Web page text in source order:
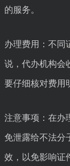
的服务。
办理费用：不同
说，代办机构会
要仔细核对费用
注意事项：在办
免泄露给不法分
效，以免影响证